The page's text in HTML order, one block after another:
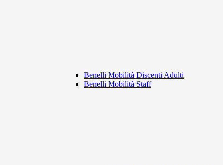
Benelli Mobilità Discenti Adulti
Benelli Mobilità Staff